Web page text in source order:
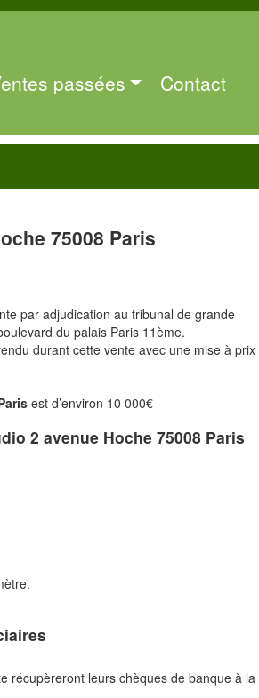
passées Contact
75008 Paris
par adjudication au tribunal de grande
du palais Paris 11ème.
durant cette vente avec une mise à prix
est d’environ 10 000€
2 avenue Hoche 75008 Paris
récupèreront leurs chèques de banque à la